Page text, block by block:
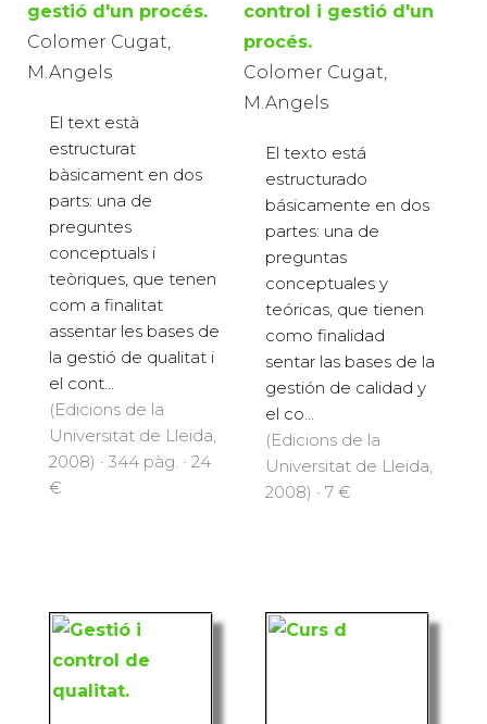
gestió d'un procés.
Colomer Cugat,
M.Angels
El text està
estructurat
bàsicament en dos
parts: una de
preguntes
conceptuals i
teòriques, que tenen
com a finalitat
assentar les bases de
la gestió de qualitat i
el cont...
(Edicions de la
Universitat de Lleida,
2008) · 344 pàg. · 24
€
control i gestió d'un
procés.
Colomer Cugat,
M.Angels
El texto está
estructurado
básicamente en dos
partes: una de
preguntas
conceptuales y
teóricas, que tienen
como finalidad
sentar las bases de la
gestión de calidad y
el co...
(Edicions de la
Universitat de Lleida,
2008) · 7 €